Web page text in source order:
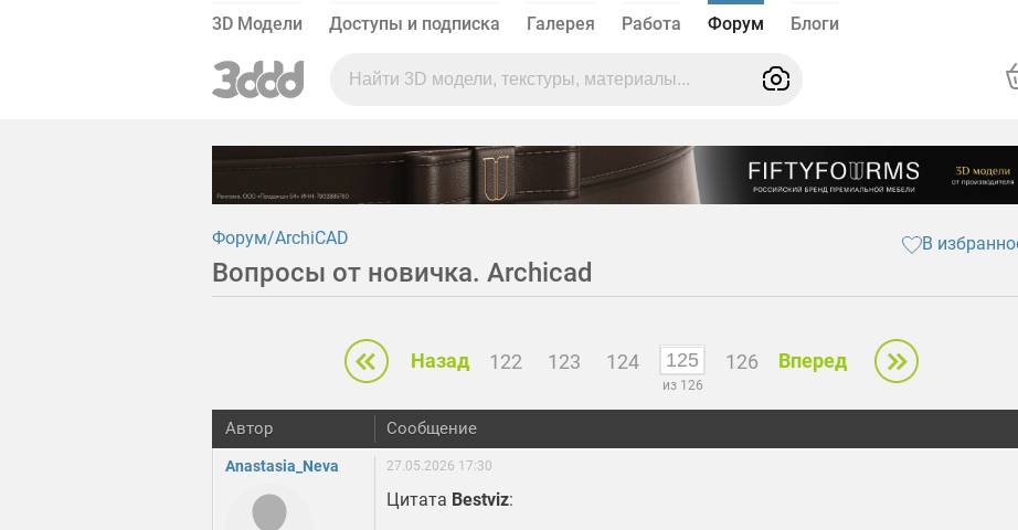
3D Модели Доступы и подписка Галерея Работа Форум Блоги
Форум ArchiCAD В
Вопросы от новичка. Archicad
Назад 122 123 124
из 126
126 Вперед
Автор Сообщение
Anastasia_Neva 27.05.2026 17:30
Цитата Bestviz: